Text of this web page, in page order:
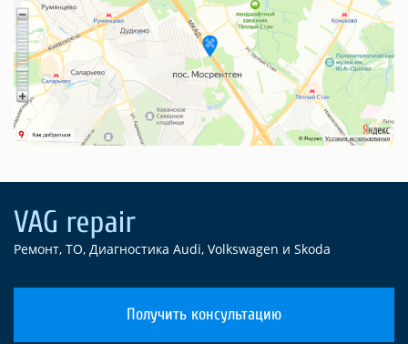
Ремонт, ТО, Диагностика Audi, Volkswagen и Skoda
Получить консультацию